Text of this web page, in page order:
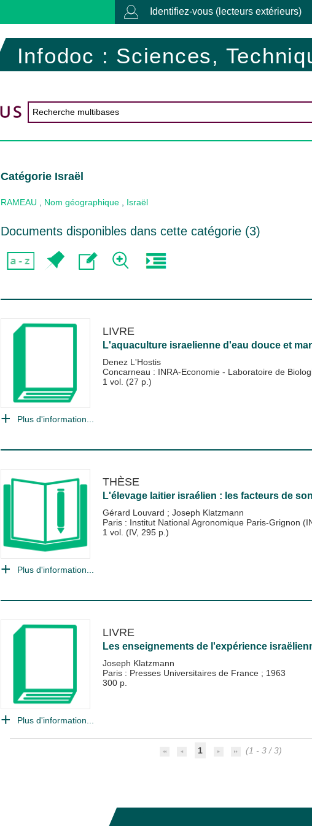
Identifiez-vous (lecteurs extérieurs)
Infodoc : Sciences,
Catégorie Israël
RAMEAU Nom géographique Israël
Documents disponibles dans cette catégorie (3)
LIVRE
L'aquaculture israelienne d'eau douce et
Denez L'Hostis
Concarneau : INRA-Economie - Laboratoire de
1 vol. (27 p.)
Plus d'information...
THÈSE
L'élevage laitier israélien : les facteurs de
Gérard Louvard ; Joseph Klatzmann
Paris : Institut National Agronomique Paris-Grignon
1 vol. (IV, 295 p.)
Plus d'information...
LIVRE
Les enseignements de l'expérience
Joseph Klatzmann
Paris : Presses Universitaires de France ; 1963
300 p.
Plus d'information...
1 (1 - 3 / 3)